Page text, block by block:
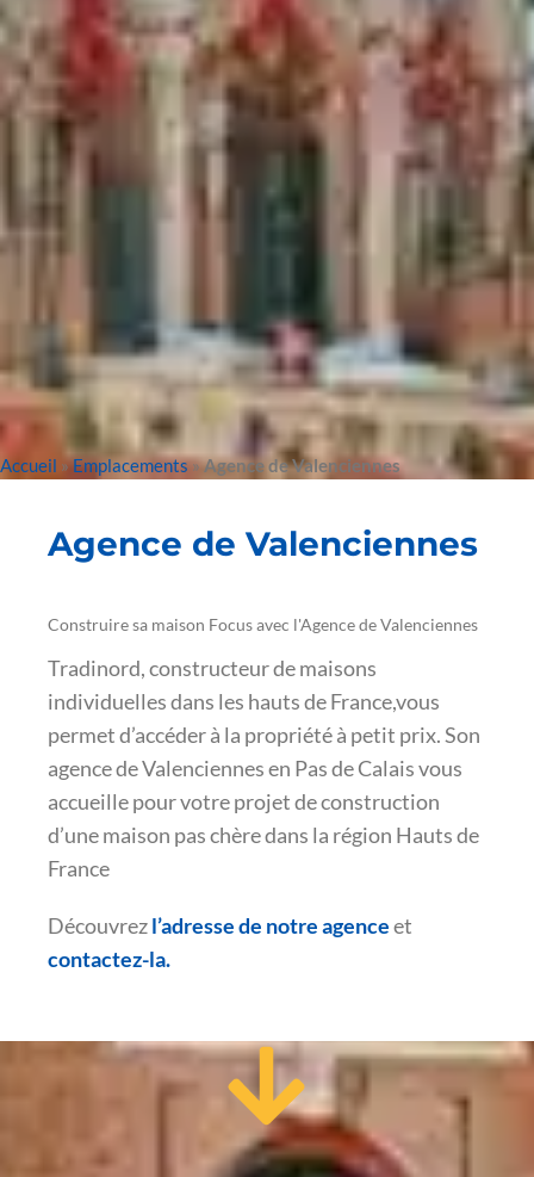
Accueil »Emplacements»Agence de Valenciennes
Agence de Valenciennes
Construire sa maison Focus avec l'Agence de Valenciennes
Tradinord, constructeur de maisons
individuelles dans les hauts de France,vous
permet d’accéder à la propriété à petit prix. Son
agence de Valenciennes en Pas de Calais vous
accueille pour votre projet de construction
d’une maison pas chère dans la région Hauts de
France
Découvrezl’adresse de notre agenceet
contactez-la.